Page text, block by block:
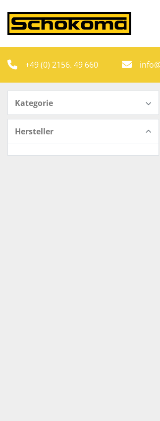
+49 (0) 2156. 49 660
Kategorie
Hersteller